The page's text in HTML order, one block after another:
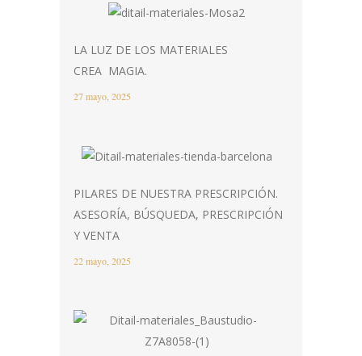
LA LUZ DE LOS MATERIALES
CREA MAGIA.
27 mayo, 2025
PILARES DE NUESTRA PRESCRIPCIÓN.
ASESORÍA, BÚSQUEDA, PRESCRIPCIÓN
Y VENTA
22 mayo, 2025